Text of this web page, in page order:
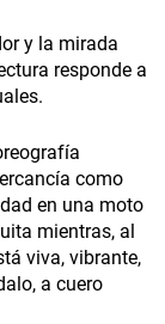
y la mirada
responde a
como
en una moto
mientras, al
viva, vibrante,
a cuero